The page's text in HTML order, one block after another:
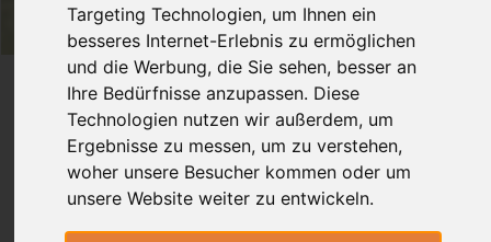
Targeting Technologien, um Ihnen ein
besseres Internet-Erlebnis zu ermöglichen
und die Werbung, die Sie sehen, besser an
Ihre Bedürfnisse anzupassen. Diese
Technologien nutzen wir außerdem, um
Ergebnisse zu messen, um zu verstehen,
woher unsere Besucher kommen oder um
unsere Website weiter zu entwickeln.
Login